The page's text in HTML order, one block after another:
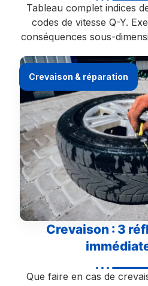
Tableau complet indices
codes de vitesse Q-Y.
conséquences sous-
Crevaison & réparation
Crevaison : 3
Que faire en cas de